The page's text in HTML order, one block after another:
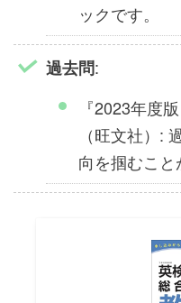
ックです。
過去問:
『2023年度
（旺文社）:
向を掴むこと